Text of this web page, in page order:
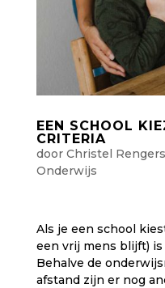
EEN SCHOOL
CRITERIA
door Christel Rengers
Onderwijs
Als je een school
een vrij mens blijft)
Behalve de
afstand zijn er nog